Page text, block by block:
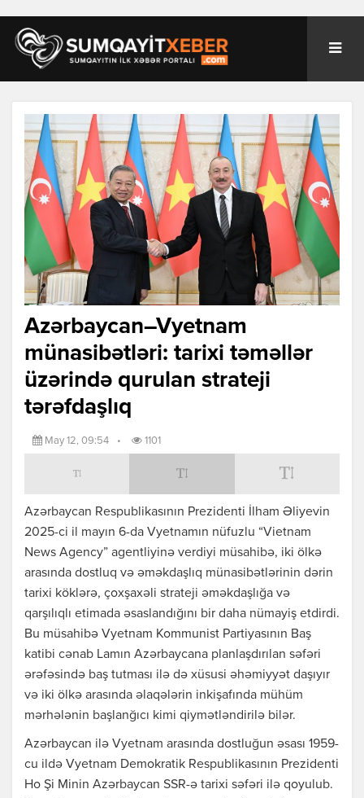
Azərbaycan–Vyetnam
münasibətləri: tarixi təməllər
üzərində qurulan strateji
tərəfdaşlıq
May 12, 09:54 • 1101
Azərbaycan Respublikasının Prezidenti İlham Əliyevin
2025-ci il mayın 6-da Vyetnamın nüfuzlu “Vietnam
News Agency” agentliyinə verdiyi müsahibə, iki ölkə
arasında dostluq və əməkdaşlıq münasibətlərinin dərin
tarixi köklərə, çoxşaxəli strateji əməkdaşlığa və
qarşılıqlı etimada əsaslandığını bir daha nümayiş etdirdi.
Bu müsahibə Vyetnam Kommunist Partiyasının Baş
katibi cənab Lamın Azərbaycana planlaşdırılan səfəri
ərəfəsində baş tutması ilə də xüsusi əhəmiyyət daşıyır
və iki ölkə arasında əlaqələrin inkişafında mühüm
mərhələnin başlanğıcı kimi qiymətləndirilə bilər.
Azərbaycan ilə Vyetnam arasında dostluğun əsası 1959-
cu ildə Vyetnam Demokratik Respublikasının Prezidenti
Ho Şi Minin Azərbaycan SSR-ə tarixi səfəri ilə qoyulub.